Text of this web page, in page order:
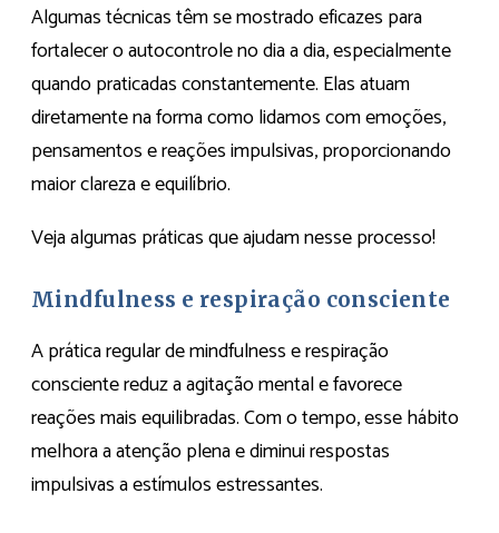
Algumas técnicas têm se mostrado eficazes para
fortalecer o autocontrole no dia a dia, especialmente
quando praticadas constantemente. Elas atuam
diretamente na forma como lidamos com emoções,
pensamentos e reações impulsivas, proporcionando
maior clareza e equilíbrio.
Veja algumas práticas que ajudam nesse processo!
Mindfulness e respiração consciente
A prática regular de mindfulness e respiração
consciente reduz a agitação mental e favorece
reações mais equilibradas. Com o tempo, esse hábito
melhora a atenção plena e diminui respostas
impulsivas a estímulos estressantes.